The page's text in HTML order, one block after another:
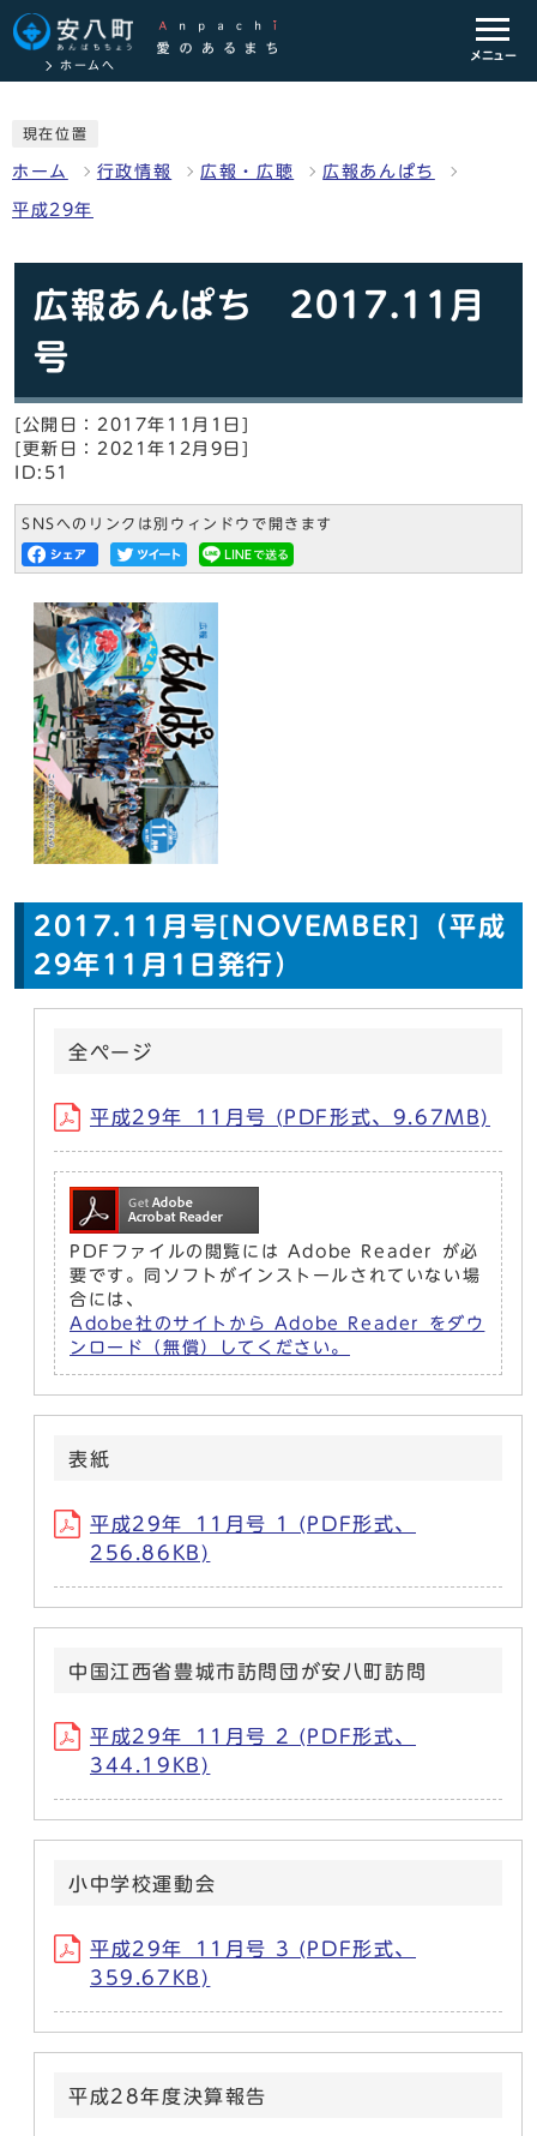
ホームへ
メニュー
現在位置
ホーム 行政情報 広報・広聴 広報あんぱち
平成29年
広報あんぱち 2017.11月
号
[公開日：2017年11月1日]
[更新日：2021年12月9日]
ID:51
SNSへのリンクは別ウィンドウで開きます
2017.11月号[NOVEMBER]（平成
29年11月1日発行）
全ページ
平成29年_11月号 (PDF形式、9.67MB)
PDFファイルの閲覧には Adobe Reader が必
要です。同ソフトがインストールされていない場
合には、
Adobe社のサイトから Adobe Reader をダウ
ンロード（無償）してください。
表紙
平成29年_11月号 1 (PDF形式、
256.86KB)
中国江西省豊城市訪問団が安八町訪問
平成29年_11月号 2 (PDF形式、
344.19KB)
小中学校運動会
平成29年_11月号 3 (PDF形式、
359.67KB)
平成28年度決算報告